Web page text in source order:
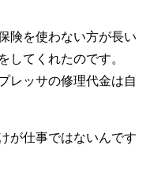
険を使わない方が長い
してくれたのです。
レッサの修理代金は自
が仕事ではないんです